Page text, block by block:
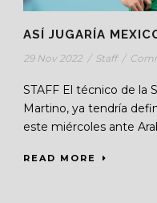
ASÍ JUGARÍA
29 Nov 2022 / Staff /
STAFF El técnico de la
Martino, ya tendría
este miércoles ante
READ MORE